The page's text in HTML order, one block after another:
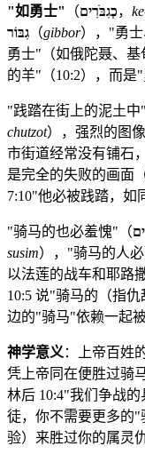
"如勇士" （כְגִבֹּרִים，
גִבּוֹר （gibbor），"勇
勇士"（如俄陀聂、
的羊"（10:2），而是
"践踏在街上的泥土中
chutzot），强烈的图
市街道经常没有铺石
是完全的失败的画面
7:10"他必被践踏，如
"骑马的也必羞愧"（
susim），"骑马的人
以法莲的战车和耶路
10:5 说"骑马的（指
边的"骑马"依赖一起被
神学意义：上帝百姓
凭上帝同在便胜过骑
林后 10:4"我们争战
徒，你不需要更多的
验）来胜过你的属灵